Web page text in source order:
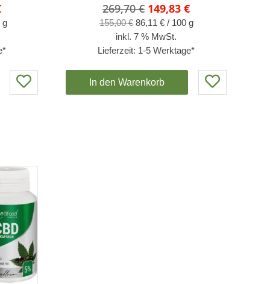
Aktueller
Preis
231,65 €.
g
269,70€ Ursprünglicher
Preis
war:
269,70 €
149,83€Aktueller
Preis
149,83 €.
155,00€ 86,11 €/ 100 g
inkl. 7 % MwSt.
Lieferzeit: 1-5 Werktage*
In den Warenkorb